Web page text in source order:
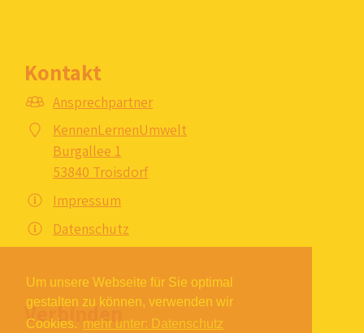
Um unsere Webseite für Sie optimal
gestalten zu können, verwenden wir
Cookies. mehr unter: Datenschutz
Kontakt
Ansprechpartner
KennenLernenUmwelt
Burgallee 1
53840 Troisdorf
Impressum
Datenschutz
Verbinden